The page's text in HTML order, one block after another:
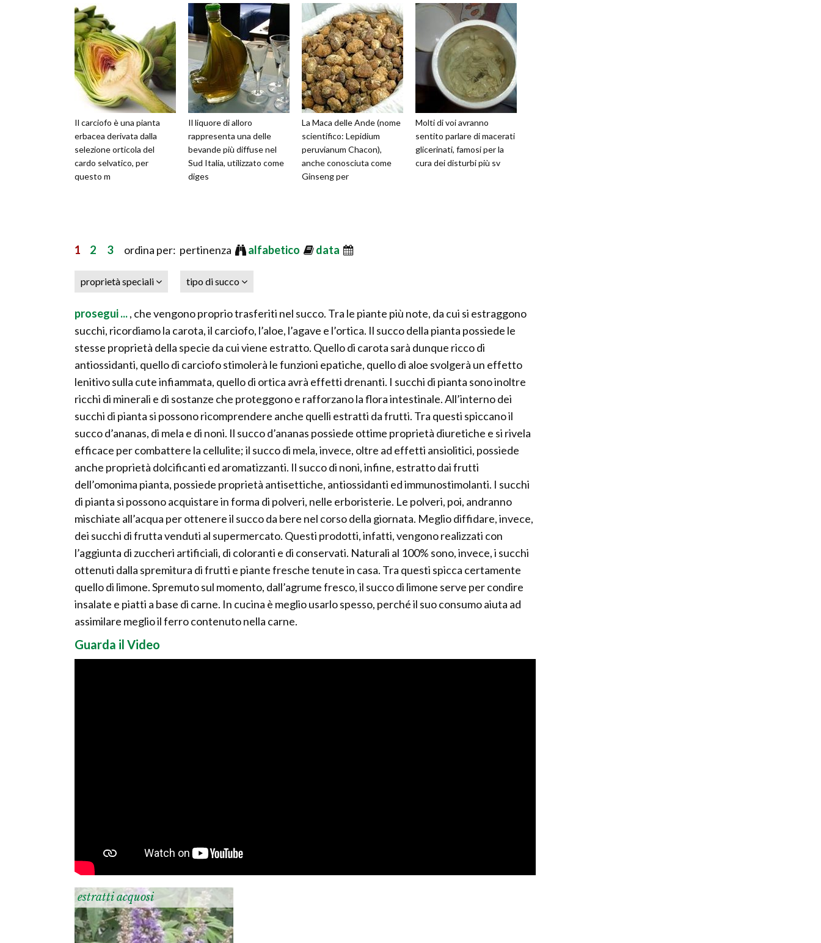
Il carciofo è una pianta
erbacea derivata dalla
selezione orticola del
cardo selvatico, per
questo m
Il liquore di alloro
rappresenta una delle
bevande più diffuse nel
Sud Italia, utilizzato come
diges
La Maca delle Ande (nome
scientifico: Lepidium
peruvianum Chacon),
anche conosciuta come
Ginseng per
Molti di voi avranno
sentito parlare di macerati
glicerinati, famosi per la
cura dei disturbi più sv
1 2 3ordina per: pertinenza alfabetico data
proprietà speciali tipo di succo
prosegui ..., che vengono proprio trasferiti nel succo. Tra le piante più note, da cui si estraggono
succhi, ricordiamo la carota, il carciofo, l’aloe, l’agave e l’ortica. Il succo della pianta possiede le
stesse proprietà della specie da cui viene estratto. Quello di carota sarà dunque ricco di
antiossidanti, quello di carciofo stimolerà le funzioni epatiche, quello di aloe svolgerà un effetto
lenitivo sulla cute infiammata, quello di ortica avrà effetti drenanti. I succhi di pianta sono inoltre
ricchi di minerali e di sostanze che proteggono e rafforzano la flora intestinale. All’interno dei
succhi di pianta si possono ricomprendere anche quelli estratti da frutti. Tra questi spiccano il
succo d’ananas, di mela e di noni. Il succo d’ananas possiede ottime proprietà diuretiche e si rivela
efficace per combattere la cellulite; il succo di mela, invece, oltre ad effetti ansiolitici, possiede
anche proprietà dolcificanti ed aromatizzanti. Il succo di noni, infine, estratto dai frutti
dell’omonima pianta, possiede proprietà antisettiche, antiossidanti ed immunostimolanti. I succhi
di pianta si possono acquistare in forma di polveri, nelle erboristerie. Le polveri, poi, andranno
mischiate all’acqua per ottenere il succo da bere nel corso della giornata. Meglio diffidare, invece,
dei succhi di frutta venduti al supermercato. Questi prodotti, infatti, vengono realizzati con
l’aggiunta di zuccheri artificiali, di coloranti e di conservati. Naturali al 100% sono, invece, i succhi
ottenuti dalla spremitura di frutti e piante fresche tenute in casa. Tra questi spicca certamente
quello di limone. Spremuto sul momento, dall’agrume fresco, il succo di limone serve per condire
insalate e piatti a base di carne. In cucina è meglio usarlo spesso, perché il suo consumo aiuta ad
assimilare meglio il ferro contenuto nella carne.
Guarda il Video
estratti acquosi